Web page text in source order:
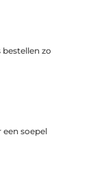
zo
een soepel